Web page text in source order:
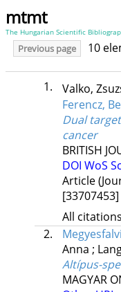
mtmt
The Hungarian Scientific
Previous page 10
1. Valko,
Ferencz,
Dual
cancer
BRITISH
DOI WoS
Article
[33707453]
All
2.
Anna ;
Altípus-
MAGYAR